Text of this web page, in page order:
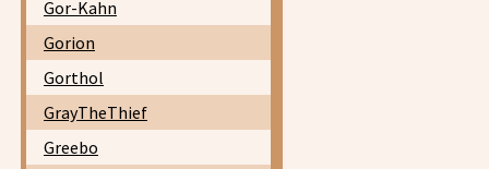
Gor-Kahn
Gorion
Gorthol
GrayTheThief
Greebo